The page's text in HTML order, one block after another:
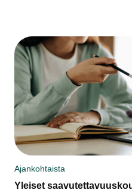
Ajankohtaista
Yleiset